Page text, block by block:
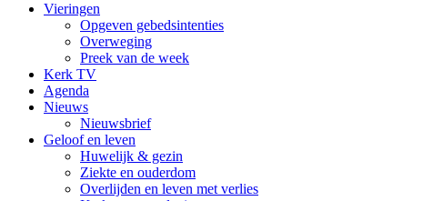
Vieringen
Opgeven gebedsintenties
Overweging
Preek van de week
Kerk TV
Agenda
Nieuws
Nieuwsbrief
Geloof en leven
Huwelijk & gezin
Ziekte en ouderdom
Overlijden en leven met verlies